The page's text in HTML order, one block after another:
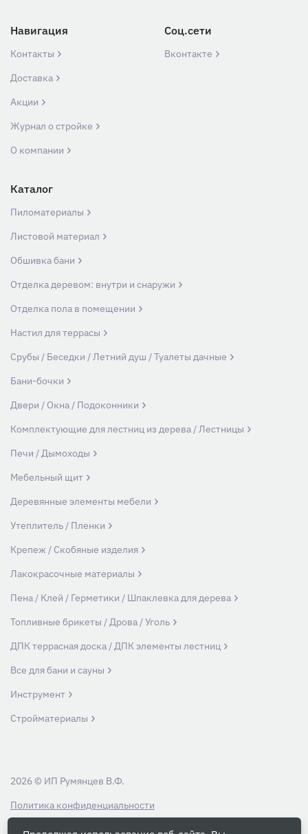
Навигация
Контакты
Доставка
Акции
Журнал о стройке
О компании
Соц.сети
Вконтакте
Каталог
Пиломатериалы
Листовой материал
Обшивка бани
Отделка деревом: внутри и снаружи
Отделка пола в помещении
Настил для террасы
Срубы / Беседки / Летний душ / Туалеты дачные
Бани-бочки
Двери / Окна / Подоконники
Комплектующие для лестниц из дерева / Лестницы
Печи / Дымоходы
Мебельный щит
Деревянные элементы мебели
Утеплитель / Пленки
Крепеж / Скобяные изделия
Лакокрасочные материалы
Пена / Клей / Герметики / Шпаклевка для дерева
Топливные брикеты / Дрова / Уголь
ДПК террасная доска / ДПК элементы лестниц
Все для бани и сауны
Инструмент
Стройматериалы
Политика конфиденциальности
2026 © ИП Румянцев В.Ф.